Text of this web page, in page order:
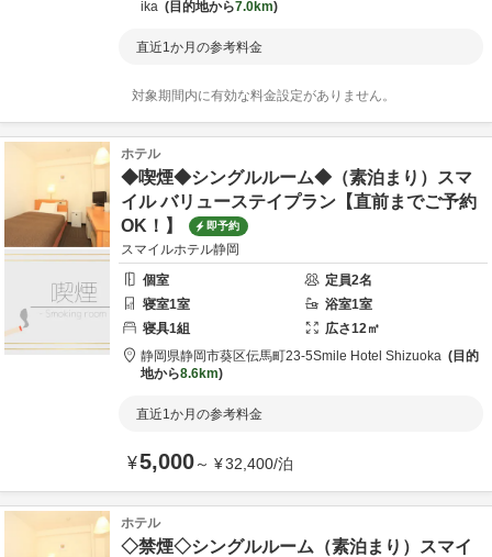
ika 目的地から7.0km
直近1か月の参考料金
対象期間内に有効な料金設定がありません。
ホテル
◆喫煙◆シングルルーム◆（素泊まり）スマ
イル バリューステイプラン【直前までご予約
OK！】
即予約
スマイルホテル静岡
個室
定員2名
寝室1室 浴室1室
寝具1組 広さ12㎡
静岡県静岡市葵区伝馬町23-5Smile Hotel Shizuoka
目的
地から8.6km
直近1か月の参考料金
¥5,000～ ¥32,400/泊
ホテル
◇禁煙◇シングルルーム（素泊まり）スマイ